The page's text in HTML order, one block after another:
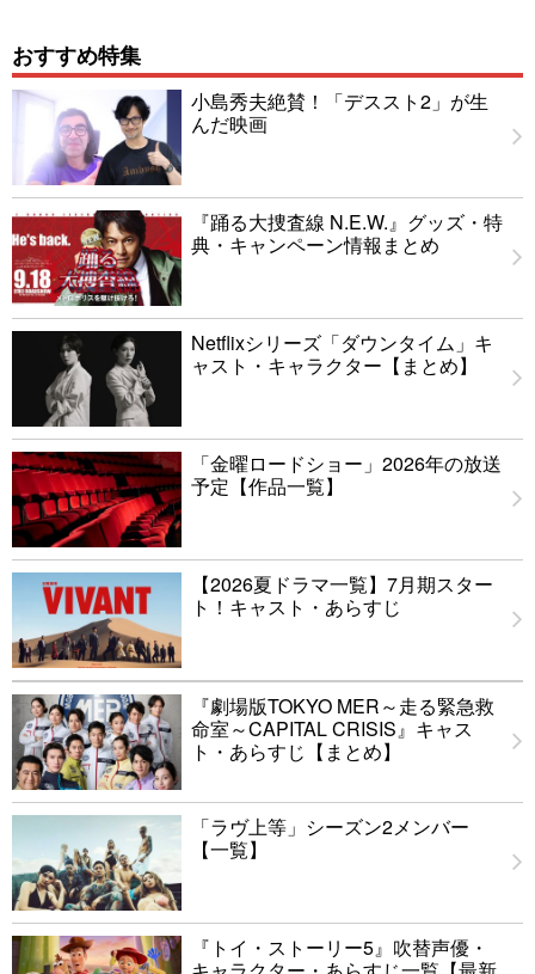
おすすめ特集
小島秀夫絶賛！「デススト2」が生
んだ映画
『踊る大捜査線 N.E.W.』グッズ・特
典・キャンペーン情報まとめ
Netflixシリーズ「ダウンタイム」キ
ャスト・キャラクター【まとめ】
「金曜ロードショー」2026年の放送
予定【作品一覧】
【2026夏ドラマ一覧】7月期スター
ト！キャスト・あらすじ
『劇場版TOKYO MER～走る緊急救
命室～CAPITAL CRISIS』キャス
ト・あらすじ【まとめ】
「ラヴ上等」シーズン2メンバー
【一覧】
『トイ・ストーリー5』吹替声優・